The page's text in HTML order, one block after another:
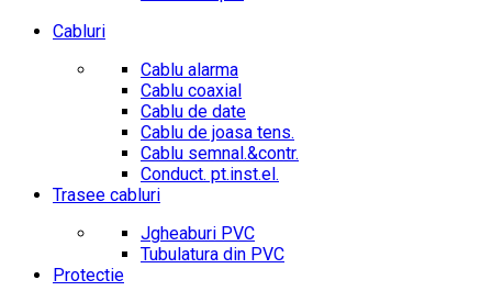
Cabluri
Cablu alarma
Cablu coaxial
Cablu de date
Cablu de joasa tens.
Cablu semnal.&contr.
Conduct. pt.inst.el.
Trasee cabluri
Jgheaburi PVC
Tubulatura din PVC
Protectie